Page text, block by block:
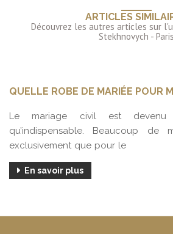
ARTICLES
QUELLE ROBE DE MARIÉE POUR
Le mariage civil est
qu’indispensable. Beaucoup de
exclusivement que pour le
En savoir plus